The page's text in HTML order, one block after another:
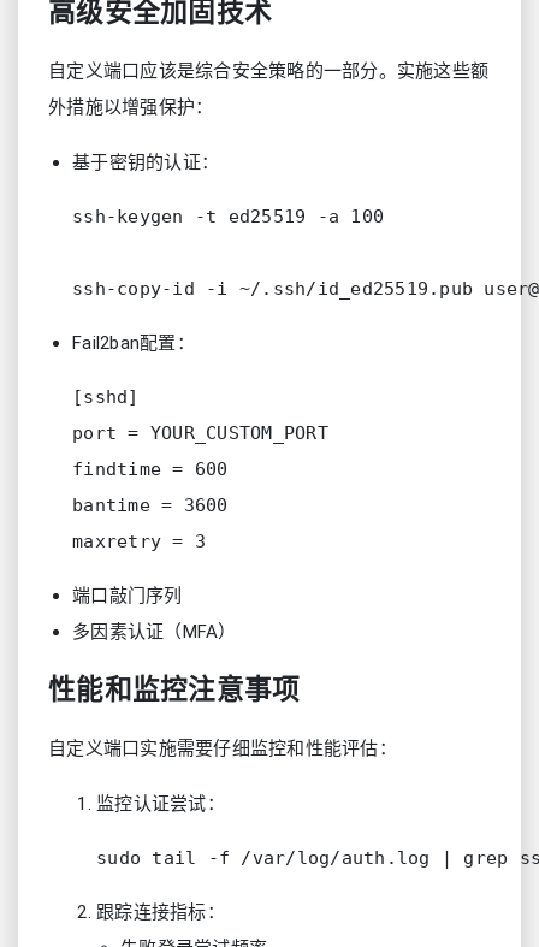
高级安全加固技术
自定义端口应该是综合安全策略的一部分。实施这些额
外措施以增强保护：
基于密钥的认证：
ssh-keygen -t ed25519 -a 100
Fail2ban配置：
[sshd]
port = YOUR_CUSTOM_PORT
findtime = 600
bantime = 3600
端口敲门序列
多因素认证（MFA）
性能和监控注意事项
自定义端口实施需要仔细监控和性能评估：
监控认证尝试：
跟踪连接指标：